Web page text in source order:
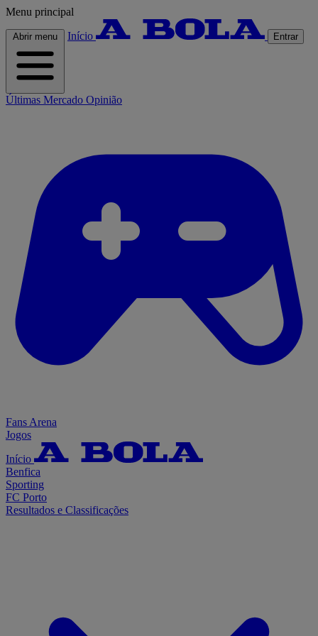
Menu principal
Abrir menu Início Entrar
Últimas Mercado Opinião
Fans Arena
Jogos
Início
Benfica
Sporting
FC Porto
Resultados e Classificações